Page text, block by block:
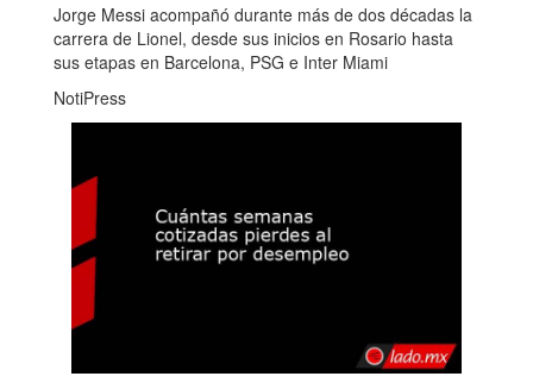
Jorge Messi acompañó durante más de dos décadas la
carrera de Lionel, desde sus inicios en Rosario hasta
sus etapas en Barcelona, PSG e Inter Miami
NotiPress